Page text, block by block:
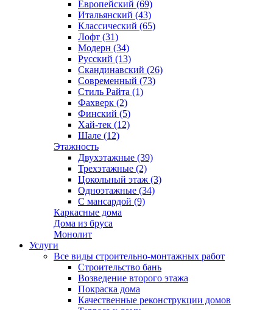
Европейский (69)
Итальянский (43)
Классический (65)
Лофт (31)
Модерн (34)
Русский (13)
Скандинавский (26)
Современный (73)
Стиль Райта (1)
Фахверк (2)
Финский (5)
Хай-тек (12)
Шале (12)
Этажность
Двухэтажные (39)
Трехэтажные (2)
Цокольный этаж (3)
Одноэтажные (34)
С мансардой (9)
Каркасные дома
Дома из бруса
Монолит
Услуги
Все виды строительно-монтажных работ
Строительство бань
Возведение второго этажа
Покраска дома
Качественные реконструкции домов